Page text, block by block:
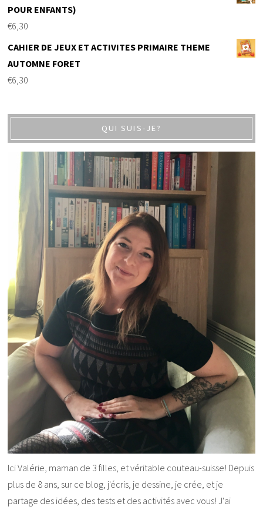
POUR ENFANTS)
€6,30
CAHIER DE JEUX ET ACTIVITES PRIMAIRE THEME
AUTOMNE FORET
€6,30
QUI SUIS-JE?
Ici Valérie, maman de 3 filles, et véritable couteau-suisse! Depuis
plus de 8 ans, sur ce blog, j'écris, je dessine, je crée, et je
partage des idées, des tests et des activités avec vous! J'ai